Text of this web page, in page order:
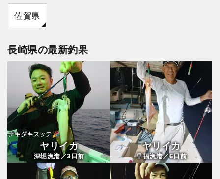
佐賀県
長崎県の最新釣果
ヤリイカ
深堀漁港／3 日前
ヤリイカ
早福漁港／6日前